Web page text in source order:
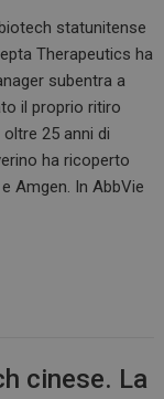
statunitense
Therapeutics ha
subentra a
il proprio ritiro
oltre 25 anni di
ha ricoperto
Amgen. In AbbVie
cinese. La